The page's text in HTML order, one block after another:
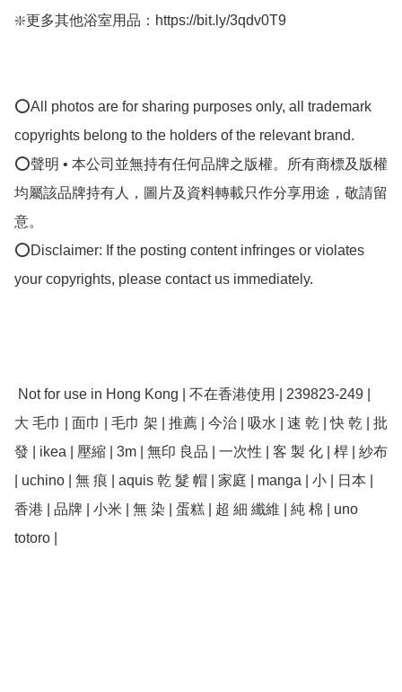
❇️更多其他浴室用品：https://bit.ly/3qdv0T9
⭕All photos are for sharing purposes only, all trademark
copyrights belong to the holders of the relevant brand.
⭕聲明 • 本公司並無持有任何品牌之版權。所有商標及版權
均屬該品牌持有人，圖片及資料轉載只作分享用途，敬請留
意。
⭕Disclaimer: If the posting content infringes or violates
your copyrights, please contact us immediately.
大 毛巾 | 面巾 | 毛巾 架 | 推薦 | 今治 | 吸水 | 速 乾 | 快 乾 | 批
發 | ikea | 壓縮 | 3m | 無印 良品 | 一次性 | 客 製 化 | 桿 | 紗布
| uchino | 無 痕 | aquis 乾 髮 帽 | 家庭 | manga | 小 | 日本 |
香港 | 品牌 | 小米 | 無 染 | 蛋糕 | 超 細 纖維 | 純 棉 | uno
totoro |